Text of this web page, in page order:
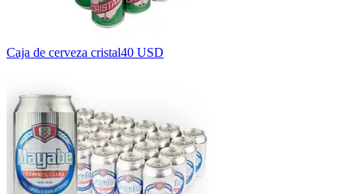
Caja de cerveza cristal40 USD